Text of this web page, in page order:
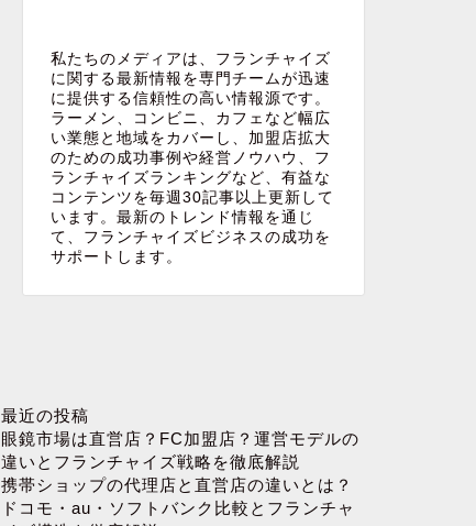
私たちのメディアは、フランチャイズ
に関する最新情報を専門チームが迅速
に提供する信頼性の高い情報源です。
ラーメン、コンビニ、カフェなど幅広
い業態と地域をカバーし、加盟店拡大
のための成功事例や経営ノウハウ、フ
ランチャイズランキングなど、有益な
コンテンツを毎週30記事以上更新して
います。最新のトレンド情報を通じ
て、フランチャイズビジネスの成功を
サポートします。
最近の投稿
眼鏡市場は直営店？FC加盟店？運営モデルの
違いとフランチャイズ戦略を徹底解説
携帯ショップの代理店と直営店の違いとは？
ドコモ・au・ソフトバンク比較とフランチャ